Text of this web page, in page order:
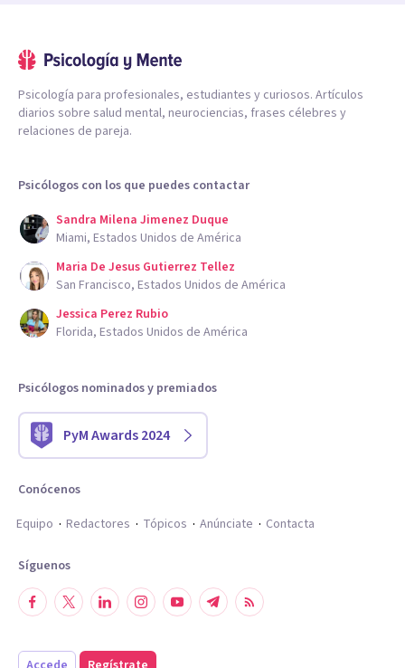
Psicología para profesionales, estudiantes y curiosos. Artículos
diarios sobre salud mental, neurociencias, frases célebres y
relaciones de pareja.
Psicólogos con los que puedes contactar
Sandra Milena Jimenez Duque
Miami, Estados Unidos de América
Maria De Jesus Gutierrez Tellez
San Francisco, Estados Unidos de América
Jessica Perez Rubio
Florida, Estados Unidos de América
Psicólogos nominados y premiados
PyM Awards 2024
Conócenos
Equipo
Redactores Tópicos Anúnciate Contacta
Síguenos